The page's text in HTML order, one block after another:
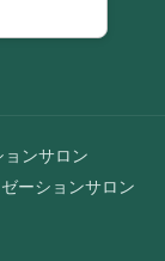
ンサロン
ーションサロン